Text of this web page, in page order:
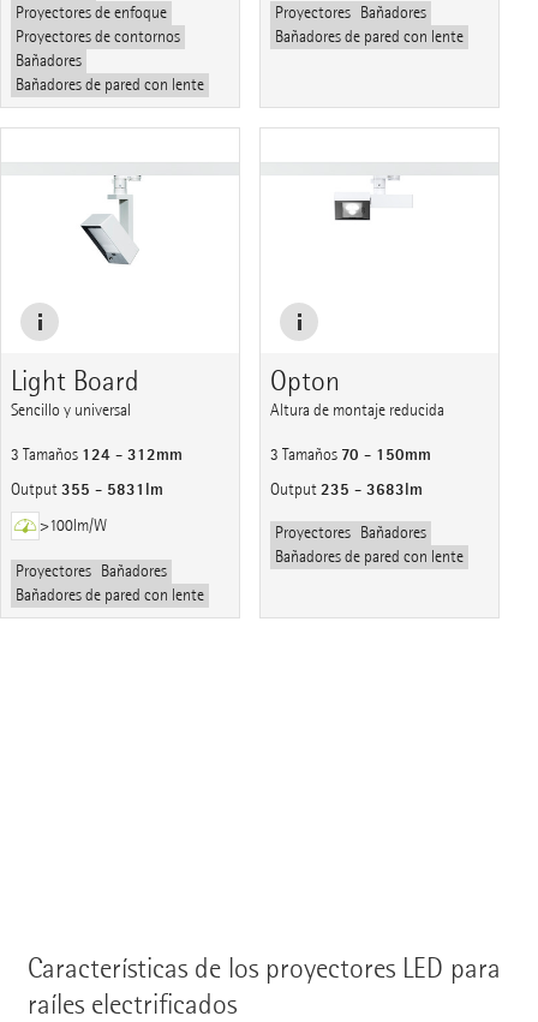
Proyectores de enfoque
Proyectores de contornos
Bañadores
Bañadores de pared con lente
Proyectores Bañadores
Bañadores de pared con lente
Light Board
Sencillo y universal
3 Tamaños 124 - 312mm
Output355 - 5831lm
>100lm/W
Proyectores Bañadores
Bañadores de pared con lente
Opton
Altura de montaje reducida
3 Tamaños 70 - 150mm
Output235 - 3683lm
Proyectores Bañadores
Bañadores de pared con lente
Características de los proyectores LED para
raíles electrificados